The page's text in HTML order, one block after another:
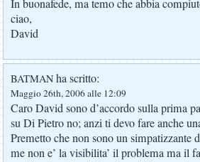
In buonafede, ma temo che abbia
ciao,
David
BATMAN ha scritto:
Maggio 26th, 2006 alle 12:09
Caro David sono d’accordo sulla prima
su Di Pietro no; anzi ti devo fare anche
Premetto che non sono un simpatizzante
me non e’ la visibilita’ il problema ma il